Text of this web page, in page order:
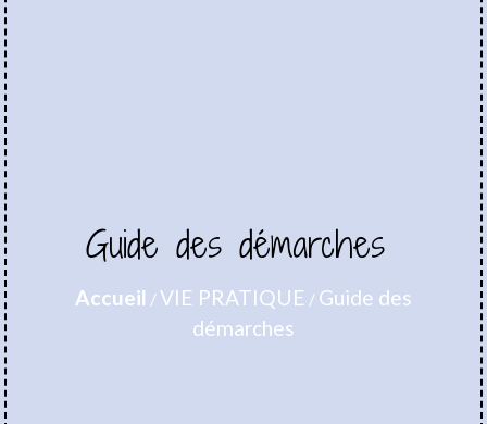
Guide des démarches
Accueil /VIE PRATIQUE / Guide des
démarches